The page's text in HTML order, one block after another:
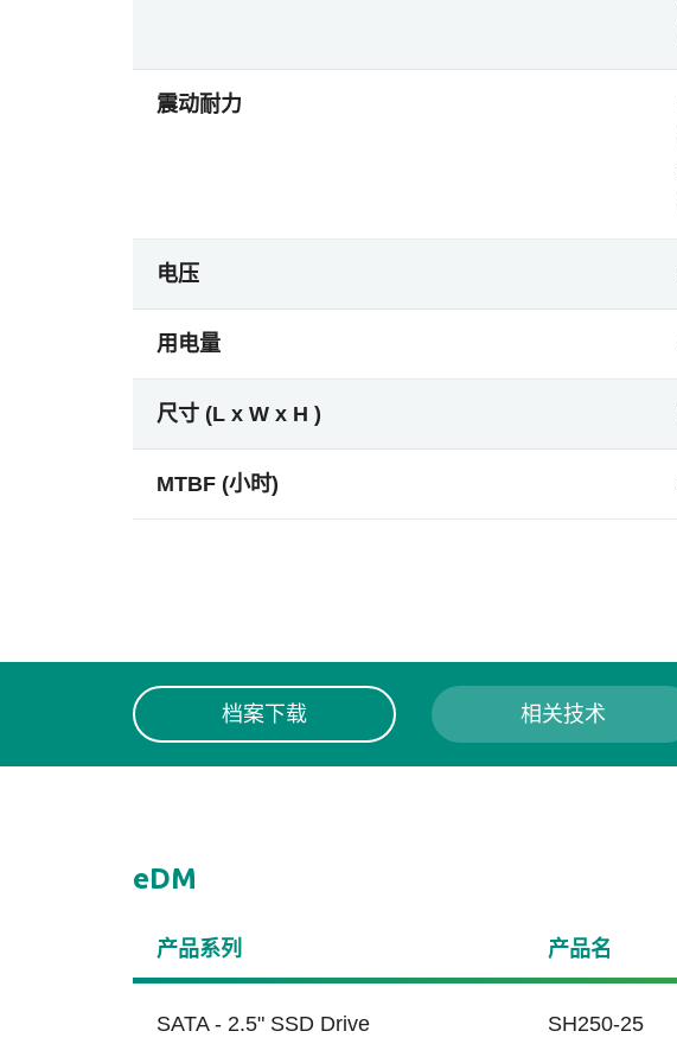
震动耐力
电压
用电量
尺寸 (L x W x H )
MTBF (小时)
档案下载 相关技术
eDM
产品系列 产品名
SATA - 2.5" SSD Drive SH250-25